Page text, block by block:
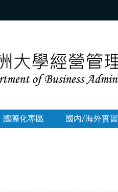
國際化專區 國內/海外實習